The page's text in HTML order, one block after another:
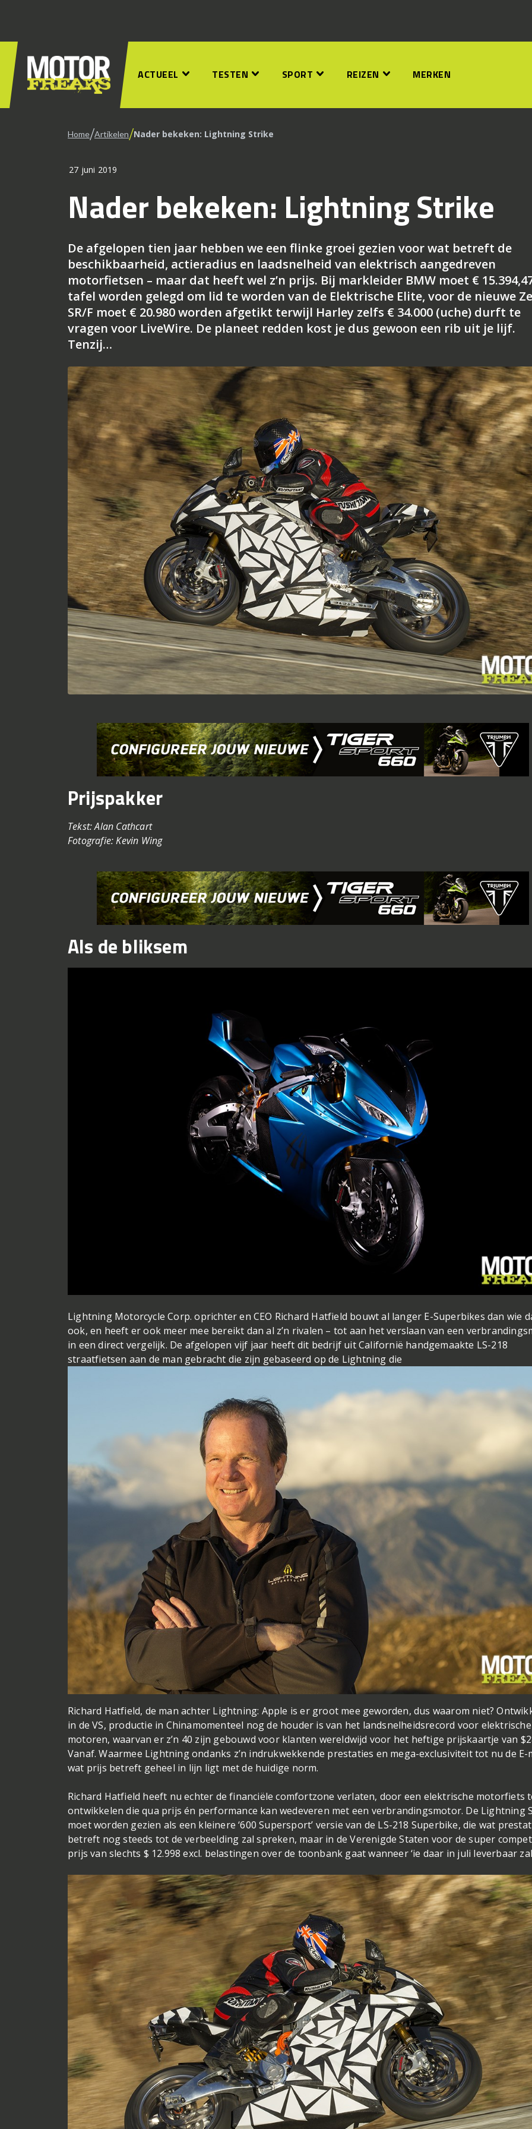
ACTUEEL TESTEN SPORT REIZEN MERKEN
Home/Artikelen/Nader bekeken: Lightning Strike
27 juni 2019
Nader bekeken: Lightning Strike
De afgelopen tien jaar hebben we een flinke groei gezien voor wat betreft de
beschikbaarheid, actieradius en laadsnelheid van elektrisch aangedreven
motorfietsen – maar dat heeft wel z’n prijs. Bij markleider BMW moet €
tafel worden gelegd om lid te worden van de Elektrische Elite, voor de nieuwe
SR/F moet € 20.980 worden afgetikt terwijl Harley zelfs € 34.000 (uche) durft te
vragen voor LiveWire. De planeet redden kost je dus gewoon een rib uit je lijf.
Tenzij…
Prijspakker
Tekst: Alan Cathcart
Fotografie: Kevin Wing
Als de bliksem
Lightning Motorcycle Corp. oprichter en CEO Richard Hatfield bouwt al langer E-Superbikes dan wie
ook, en heeft er ook meer mee bereikt dan al z’n rivalen – tot aan het verslaan van een
in een direct vergelijk. De afgelopen vijf jaar heeft dit bedrijf uit Californië handgemaakte LS-218
straatfietsen aan de man gebracht die zijn gebaseerd op de Lightning die
Richard Hatfield, de man achter Lightning: Apple is er groot mee geworden, dus waarom niet?
in de VS, productie in Chinamomenteel nog de houder is van het landsnelheidsrecord voor elektrische
motoren, waarvan er z’n 40 zijn gebouwd voor klanten wereldwijd voor het heftige prijskaartje van
Vanaf. Waarmee Lightning ondanks z’n indrukwekkende prestaties en mega-exclusiviteit tot nu de
wat prijs betreft geheel in lijn ligt met de huidige norm.
Richard Hatfield heeft nu echter de financiële comfortzone verlaten, door een elektrische motorfiets
ontwikkelen die qua prijs én performance kan wedeveren met een verbrandingsmotor. De Lightning
moet worden gezien als een kleinere ‘600 Supersport’ versie van de LS-218 Superbike, die wat
betreft nog steeds tot de verbeelding zal spreken, maar in de Verenigde Staten voor de super
prijs van slechts $ 12.998 excl. belastingen over de toonbank gaat wanneer ‘ie daar in juli leverbaar